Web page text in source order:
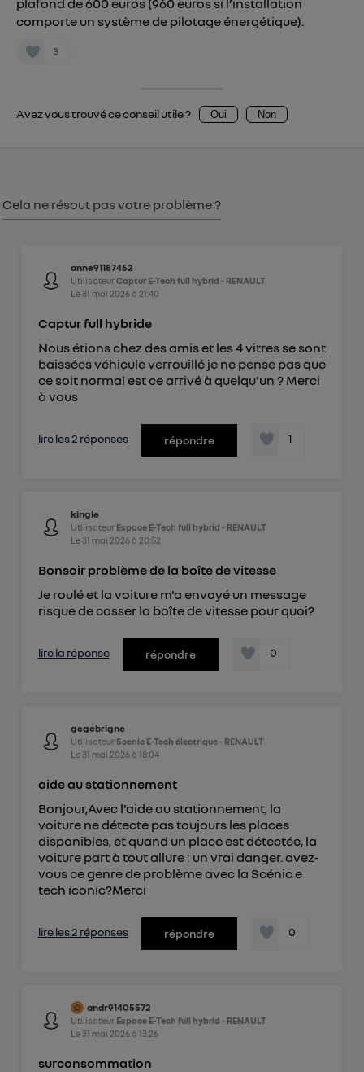
plafond de 600 euros (960 euros si l’installation
comporte un système de pilotage énergétique).
3
Avez vous trouvé ce conseil utile ? Oui Non
Cela ne résout pas votre problème ?
anne91187462
UtilisateurCaptur E-Tech full hybrid - RENAULT
Le 31 mai 2026à 21:40
Captur full hybride
Nous étions chez des amis et les 4 vitres se sont
baissées véhicule verrouillé je ne pense pas que
ce soit normal est ce arrivé à quelqu'un ? Merci
à vous
lire les 2 réponses répondre 1
kingle
Utilisateur Espace E-Tech full hybrid - RENAULT
Le 31 mai 2026à 20:52
Bonsoir problème de la boîte de vitesse
Je roulé et la voiture m'a envoyé un message
risque de casser la boîte de vitesse pour quoi?
lire la réponse répondre 0
gegebrigne
UtilisateurScenic E-Tech électrique - RENAULT
Le 31 mai 2026à 18:04
aide au stationnement
Bonjour,Avec l'aide au stationnement, la
voiture ne détecte pas toujours les places
disponibles, et quand un place est détectée, la
voiture part à tout allure : un vrai danger. avez-
vous ce genre de problème avec la Scénic e
tech iconic?Merci
lire les 2 réponses répondre 0
andr91405572
Utilisateur Espace E-Tech full hybrid - RENAULT
Le 31 mai 2026à 13:26
surconsommation
Vous pouvez à tout moment retirer ce
consentement surle portail d’Utiq ("
") ou via la page « gérer Utiq » en bas de ce site.
personnelles d'Utiq